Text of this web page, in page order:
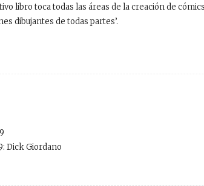
libro toca todas las áreas de la creación de
dibujantes de todas partes’.
Dick Giordano